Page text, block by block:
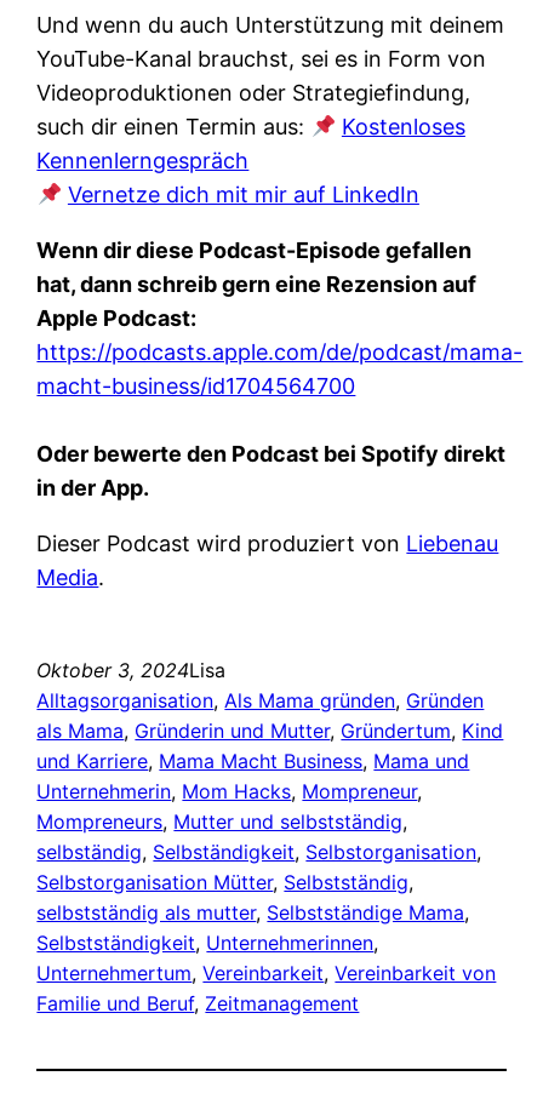
Und wenn du auch Unterstützung mit deinem
YouTube-Kanal brauchst, sei es in Form von
Videoproduktionen oder Strategiefindung,
such dir einen Termin aus:
Kostenloses
Kennenlerngespräch
Vernetze dich mit mir auf LinkedIn
Wenn dir diese Podcast-Episode gefallen
hat, dann schreib gern eine Rezension auf
Apple Podcast:
https://podcasts.apple.com/de/podcast/mama-
macht-business/id1704564700
Oder bewerte den Podcast bei Spotify direkt
in der App.
Dieser Podcast wird produziert von Liebenau
Media.
Oktober 3, 2024Lisa
Alltagsorganisation, Als Mama gründen, Gründen
als Mama, Gründerin und Mutter, Gründertum, Kind
und Karriere, Mama Macht Business, Mama und
Unternehmerin, Mom Hacks, Mompreneur
Mompreneurs, Mutter und selbstständig
selbständig, Selbständigkeit, Selbstorganisation
Selbstorganisation Mütter, Selbstständig
selbstständig als mutter, Selbstständige Mama
Selbstständigkeit, Unternehmerinnen
Unternehmertum, Vereinbarkeit, Vereinbarkeit von
Familie und Beruf, Zeitmanagement